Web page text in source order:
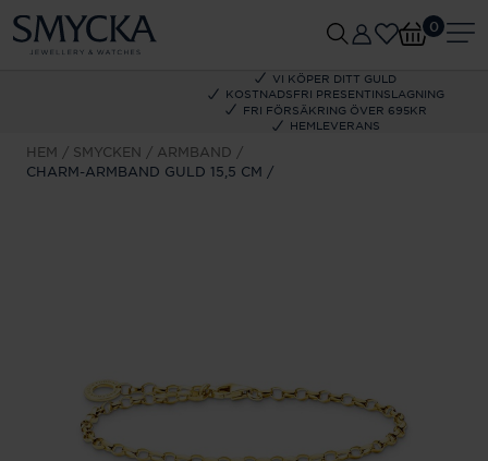
VI KÖPER DITT GULD
KOSTNADSFRI PRESENTINSLAGNING
FRI FÖRSÄKRING ÖVER 695KR
HEMLEVERANS
0
HEM SMYCKEN
ARMBAND
CHARM-ARMBAND GULD 15,5 CM